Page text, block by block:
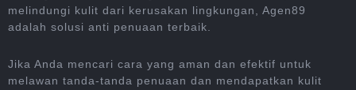
melindungi kulit dari kerusakan lingkungan, Agen89
adalah solusi anti penuaan terbaik.
Jika Anda mencari cara yang aman dan efektif untuk
melawan tanda-tanda penuaan dan mendapatkan kulit